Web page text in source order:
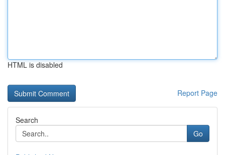
HTML is disabled
Report Page
Search
Go